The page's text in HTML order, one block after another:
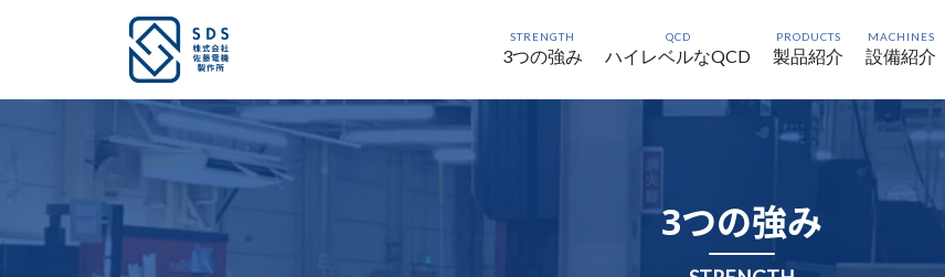
STRENGTH
3つの強み
QCD
ハイレベルなQCD
PRODUCTS
製品紹介
MACHINES
設備紹介
3つの強み